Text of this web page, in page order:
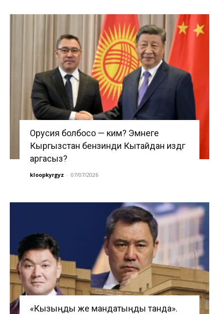
Орусия болбосо — ким? Эмнеге
Кыргызстан бензинди Кытайдан издөөгө
аргасыз?
kloopkyrgyz - 07/07/2026
«Кызыңды же мандатыңды танда».